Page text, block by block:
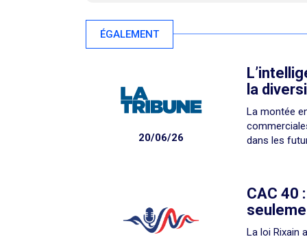
ÉGALEMENT
la
La montée
dans les
20/06/26
CAC 40
La loi Rixain